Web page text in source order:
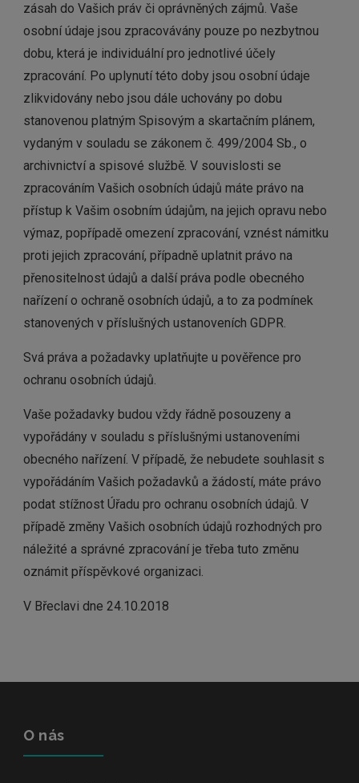
zásah do Vašich práv či oprávněných zájmů. Vaše
osobní údaje jsou zpracovávány pouze po nezbytnou
dobu, která je individuální pro jednotlivé účely
zpracování. Po uplynutí této doby jsou osobní údaje
zlikvidovány nebo jsou dále uchovány po dobu
stanovenou platným Spisovým a skartačním plánem,
vydaným v souladu se zákonem č. 499/2004 Sb., o
archivnictví a spisové službě. V souvislosti se
zpracováním Vašich osobních údajů máte právo na
přístup k Vašim osobním údajům, na jejich opravu nebo
výmaz, popřípadě omezení zpracování, vznést námitku
proti jejich zpracování, případně uplatnit právo na
přenositelnost údajů a další práva podle obecného
nařízení o ochraně osobních údajů, a to za podmínek
stanovených v příslušných ustanoveních GDPR.
Svá práva a požadavky uplatňujte u pověřence pro
ochranu osobních údajů.
Vaše požadavky budou vždy řádně posouzeny a
vypořádány v souladu s příslušnými ustanoveními
obecného nařízení. V případě, že nebudete souhlasit s
vypořádáním Vašich požadavků a žádostí, máte právo
podat stížnost Úřadu pro ochranu osobních údajů. V
případě změny Vašich osobních údajů rozhodných pro
náležité a správné zpracování je třeba tuto změnu
oznámit příspěvkové organizaci.
V Břeclavi dne 24.10.2018
O nás